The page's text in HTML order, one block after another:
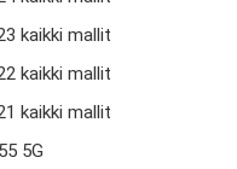
kaikki mallit
kaikki mallit
kaikki mallit
5G